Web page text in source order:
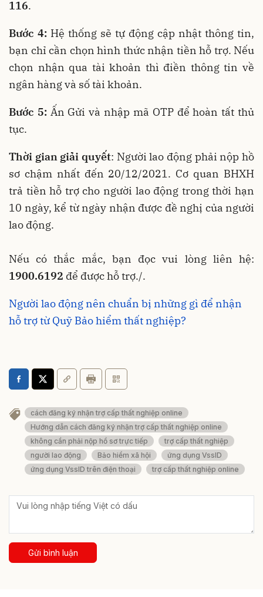
116.
Bước 4: Hệ thống sẽ tự động cập nhật thông tin,
bạn chỉ cần chọn hình thức nhận tiền hỗ trợ. Nếu
chọn nhận qua tài khoản thì điền thông tin về
ngân hàng và số tài khoản.
Bước 5:Ấn Gửi và nhập mã OTP để hoàn tất thủ
tục.
Thời gian giải quyết: Người lao động phải nộp hồ
sơ chậm nhất đến 20/12/2021. Cơ quan BHXH
trả tiền hỗ trợ cho người lao động trong thời hạn
10 ngày, kể từ ngày nhận được đề nghị của người
lao động.
Nếu có thắc mắc, bạn đọc vui lòng liên hệ:
1900.6192 để được hỗ trợ./.
Người lao động nên chuẩn bị những gì để nhận
hỗ trợ từ Quỹ Bảo hiểm thất nghiệp?
cách đăng ký nhận trợ cấp thất nghiệp online
Hướng dẫn cách đăng ký nhận trợ cấp thất nghiệp online
không cần phải nộp hồ sơ trực tiếp
trợ cấp thất nghiệp
người lao động
Bảo hiểm xã hội
ứng dụng VssID
ứng dụng VssID trên điện thoại
trợ cấp thất nghiệp online
Gửi bình luận